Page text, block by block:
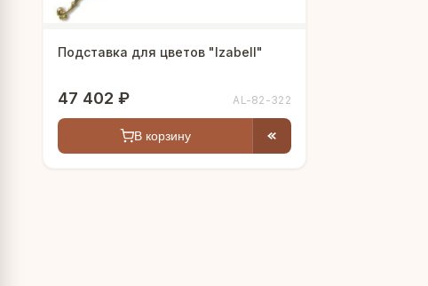
Подставка для цветов "Izabell"
47 402 ₽ AL-82-322
В корзину